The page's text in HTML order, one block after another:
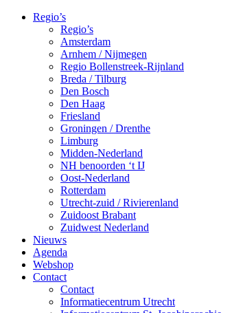
Regio’s
Regio’s
Amsterdam
Arnhem / Nijmegen
Regio Bollenstreek-Rijnland
Breda / Tilburg
Den Bosch
Den Haag
Friesland
Groningen / Drenthe
Limburg
Midden-Nederland
NH benoorden ‘t IJ
Oost-Nederland
Rotterdam
Utrecht-zuid / Rivierenland
Zuidoost Brabant
Zuidwest Nederland
Nieuws
Agenda
Webshop
Contact
Contact
Informatiecentrum Utrecht